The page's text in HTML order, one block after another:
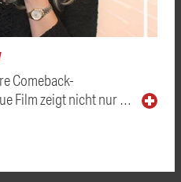
Comeback-
Film zeigt nicht nur …